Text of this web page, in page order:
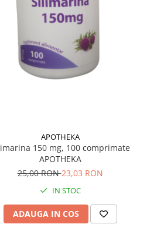
APOTHEKA
150 mg, 100 comprimate
APOTHEKA
25,00 RON23,03 RON
IN STOC
ADAUGA IN COS